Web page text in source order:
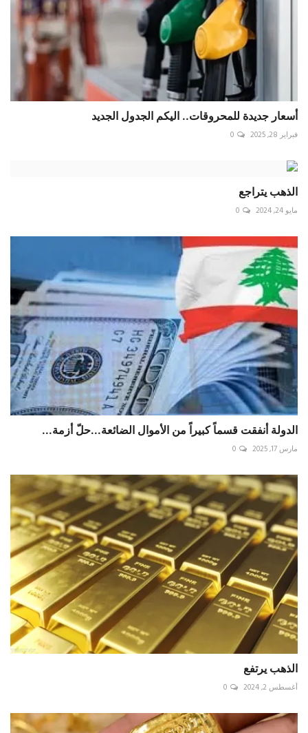
أسعار جديدة للمحروقات.. اليكم الجدول الجديد
فبراير 28, 2025 0
الذهب يتراجع
مايو 24, 2024 0
الدولة أنفقت قسماً كبيراً من الأموال الضائعة...حلّ أزمة...
مارس 17, 2025 0
الذهب يرتفع
أغسطس 2, 2024 0